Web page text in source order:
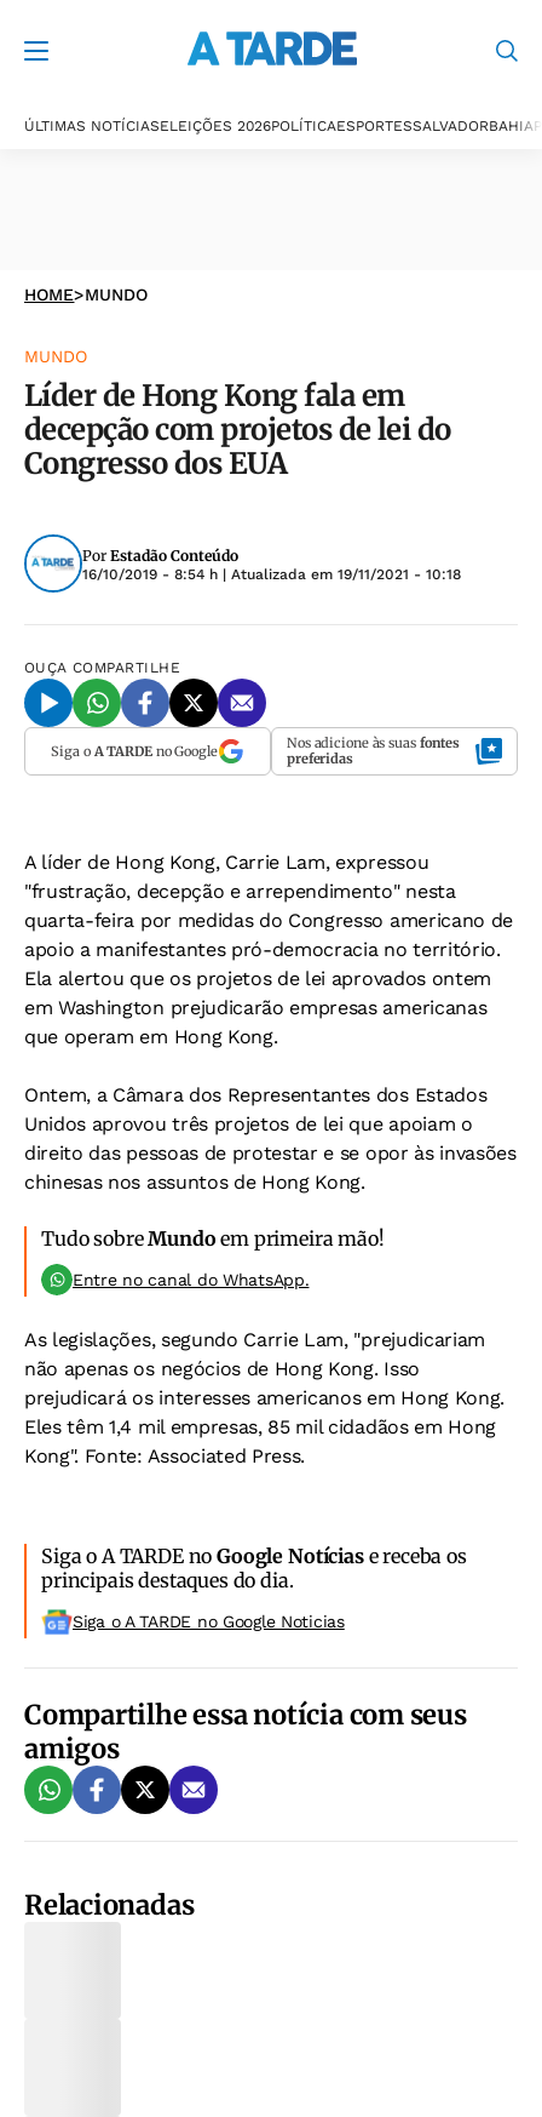
ÚLTIMAS NOTÍCIASELEIÇÕES 2026POLÍTICAESPORTESSALVADORBAHIA
HOME>MUNDO
MUNDO
Líder de Hong Kong fala em
decepção com projetos de lei do
Congresso dos EUA
Por Estadão Conteúdo
16/10/2019 - 8:54 h | Atualizada em 19/11/2021 - 10:18
OUÇA COMPARTILHE
Siga o A TARDEno Google Nos adicione às suas fontes
preferidas
A líder de Hong Kong, Carrie Lam, expressou
"frustração, decepção e arrependimento" nesta
quarta-feira por medidas do Congresso americano de
apoio a manifestantes pró-democracia no território.
Ela alertou que os projetos de lei aprovados ontem
em Washington prejudicarão empresas americanas
que operam em Hong Kong.
Ontem, a Câmara dos Representantes dos Estados
Unidos aprovou três projetos de lei que apoiam o
direito das pessoas de protestar e se opor às invasões
chinesas nos assuntos de Hong Kong.
Tudo sobreMundo em primeira mão!
Entre no canal do WhatsApp.
As legislações, segundo Carrie Lam, "prejudicariam
não apenas os negócios de Hong Kong. Isso
prejudicará os interesses americanos em Hong Kong.
Eles têm 1,4 mil empresas, 85 mil cidadãos em Hong
Kong". Fonte: Associated Press.
Siga o A TARDE noGoogle Notíciase receba os
principais destaques do dia.
Siga o A TARDE no Google Noticias
Compartilhe essa notícia com seus
amigos
Relacionadas